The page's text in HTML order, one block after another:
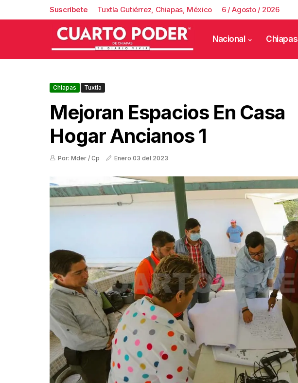
Suscríbete Tuxtla Gutiérrez, Chiapas, México 6 / Agosto / 2026
Nacional Chiapas
Chiapas Tuxtla
Mejoran Espacios En Casa
Hogar Ancianos 1
Por: Mder / Cp Enero 03 del 2023